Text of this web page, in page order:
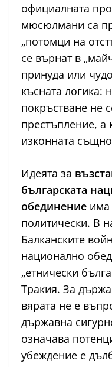
официалната
мюсюлмани са
„потомци на
се върнат в
принуда или
късната логика:
покръстване не
престъпление, а
изконната
Идеята за
българската
обединение има
политически. В
Балканските
национално
„етнически
Тракия. За
вярата не е
държавна
означава
убеждение е